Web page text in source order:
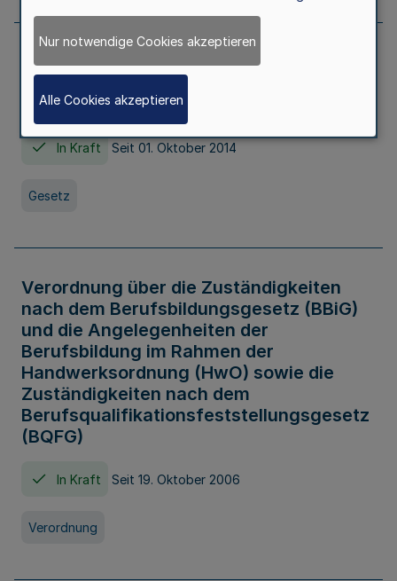
Gesetz über die Hochschulen des Landes
Nordrhein-Westfalen (Hochschulgesetz -
HG)
In Kraft Seit 01. Oktober 2014
Gesetz
Verordnung über die Zuständigkeiten
nach dem Berufsbildungsgesetz (BBiG)
und die Angelegenheiten der
Berufsbildung im Rahmen der
Handwerksordnung (HwO) sowie die
Zuständigkeiten nach dem
Berufsqualifikationsfeststellungsgesetz
(BQFG)
In Kraft Seit 19. Oktober 2006
Verordnung
Nur notwendige Cookies akzeptieren
Alle Cookies akzeptieren